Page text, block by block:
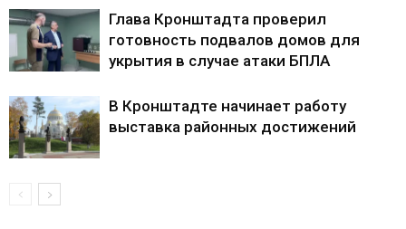
Глава Кронштадта проверил
готовность подвалов домов для
укрытия в случае атаки БПЛА
В Кронштадте начинает работу
выставка районных достижений